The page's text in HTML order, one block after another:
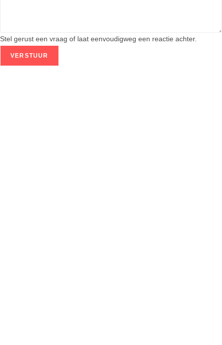
Stel gerust een vraag of laat eenvoudigweg een reactie achter.
VERSTUUR